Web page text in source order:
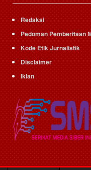
Redaksi
Pedoman Pemberitaan
Kode Etik Jurnalistik
Disclaimer
Iklan